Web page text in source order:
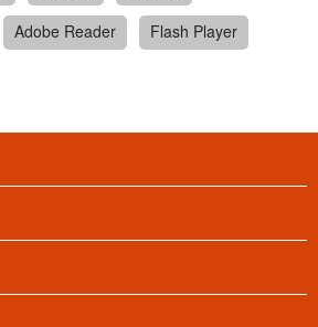
Adobe Reader
Flash Player